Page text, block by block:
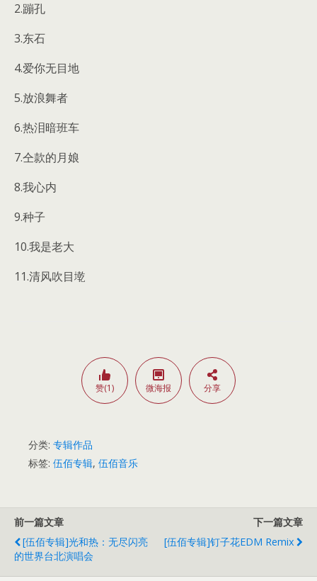
2.蹦孔
3.东石
4.爱你无目地
5.放浪舞者
6.热泪暗班车
7.仝款的月娘
8.我心内
9.种子
10.我是老大
11.清风吹目墘
赞(1) 微海报 分享
分类: 专辑作品
标签: 伍佰专辑, 伍佰音乐
前一篇文章
[伍佰专辑]光和热：无尽闪亮
的世界台北演唱会
下一篇文章
[伍佰专辑]钉子花EDM Remix